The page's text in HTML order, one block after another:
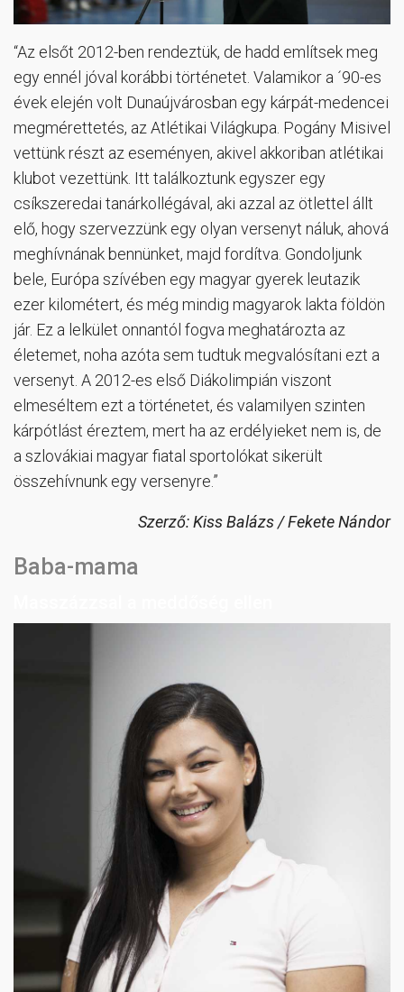
“Az elsőt 2012-ben rendeztük, de hadd említsek meg
egy ennél jóval korábbi történetet. Valamikor a ´90-es
évek elején volt Dunaújvárosban egy kárpát-medencei
megmérettetés, az Atlétikai Világkupa. Pogány Misivel
vettünk részt az eseményen, akivel akkoriban atlétikai
klubot vezettünk. Itt találkoztunk egyszer egy
csíkszeredai tanárkollégával, aki azzal az ötlettel állt
elő, hogy szervezzünk egy olyan versenyt náluk, ahová
meghívnának bennünket, majd fordítva. Gondoljunk
bele, Európa szívében egy magyar gyerek leutazik
ezer kilométert, és még mindig magyarok lakta földön
jár. Ez a lelkület onnantól fogva meghatározta az
életemet, noha azóta sem tudtuk megvalósítani ezt a
versenyt. A 2012-es első Diákolimpián viszont
elmeséltem ezt a történetet, és valamilyen szinten
kárpótlást éreztem, mert ha az erdélyieket nem is, de
a szlovákiai magyar fiatal sportolókat sikerült
összehívnunk egy versenyre.”
Szerző: Kiss Balázs / Fekete Nándor
Baba-mama